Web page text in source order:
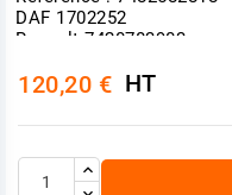
DAF 1702252
Renault 7420783903
Volvo 20783903
Volvo 82582818
Photo non contractuelle
120,20 € HT